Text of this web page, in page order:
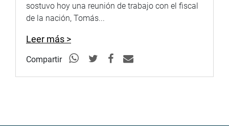
sostuvo hoy una reunión de trabajo con el fiscal
de la nación, Tomás...
Leer más >
Compartir